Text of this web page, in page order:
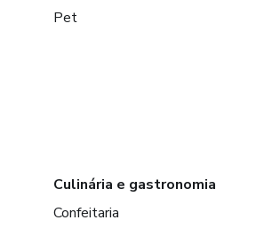
Pet
Culinária e gastronomia
Confeitaria